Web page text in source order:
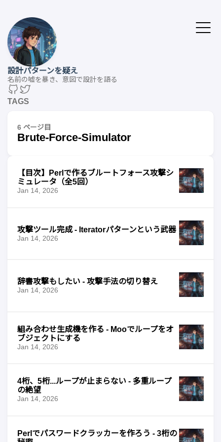
設計パターンを疑え
名前の嘘を暴き、意図で設計を語る
TAGS
6 ページ目
Brute-Force-Simulator
【目次】Perlで作るブルートフォース攻撃シ
ミュレータ（全5回）
Jan 14, 2026
攻撃ツール完成 - Iteratorパターンという武器
Jan 14, 2026
辞書攻撃もしたい - 攻撃手法の切り替え
Jan 14, 2026
組み合わせ生成機を作る - Mooでループをオ
ブジェクトにする
Jan 14, 2026
4桁、5桁...ループが止まらない - 多重ループ
の絶望
Jan 14, 2026
Perlでパスワードクラッカーを作ろう - 3桁の